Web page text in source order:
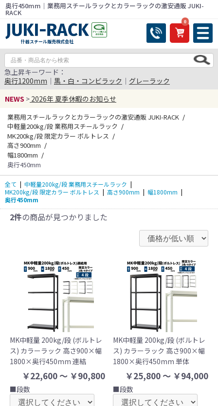
奥行450mm｜業務用スチールラックとカラーラックの激安通販 JUKI-
RACK
什器スチール販売株式会社
0
急上昇キーワード：
奥行1200mm ｜ 黒・白・コンビラック ｜ グレーラック
NEWS > 2026年 夏季休暇のお知らせ
業務用スチールラックとカラーラックの激安通販 JUKI-RACK
中軽量200kg/段 業務用スチールラック
MK200kg/段 限定カラー ボルトレス
高さ900mm
幅1800mm
奥行450mm
全て | 中軽量200kg/段 業務用スチールラック |
MK200kg/段 限定カラー ボルトレス | 高さ900mm | 幅1800mm |
奥行450mm
2件の商品が見つかりました
MK中軽量 200kg/段 (ボルトレ
ス) カラーラック 高さ900×幅
1800×奥行450mm 連結
￥22,600 ～ ￥90,800
■段数
MK中軽量 200kg/段 (ボルトレ
ス) カラーラック 高さ900×幅
1800×奥行450mm 単体
￥25,800 ～ ￥94,000
■段数